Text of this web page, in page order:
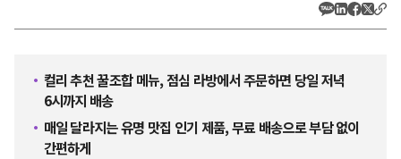
컬리 추천 꿀조합 메뉴, 점심 라방에서 주문하면 당일 저녁
6시까지 배송
매일 달라지는 유명 맛집 인기 제품, 무료 배송으로 부담 없이
간편하게